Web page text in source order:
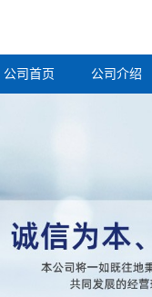
公司首页 公司介绍